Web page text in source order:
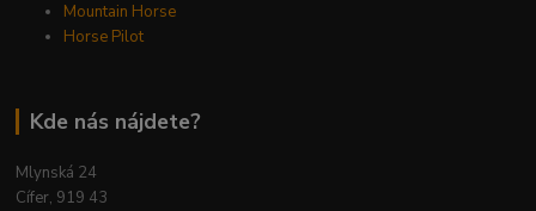
Mountain Horse
Horse Pilot
Kde nás nájdete?
Mlynská 24
Cífer, 919 43